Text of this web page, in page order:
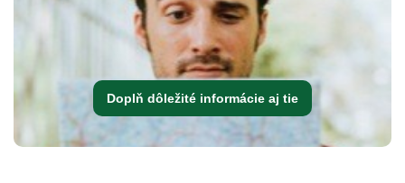
Doplň dôležité informácie aj tie